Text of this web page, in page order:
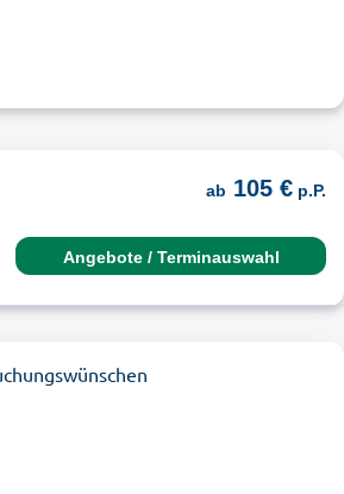
ab 105 € p.P.
Angebote / Terminauswahl